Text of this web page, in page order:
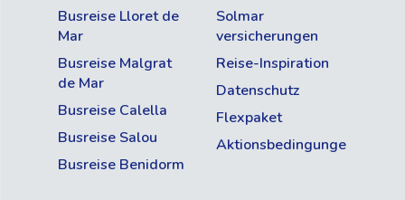
Busreise Lloret de
Mar
Busreise Malgrat
de Mar
Busreise Calella
Busreise Salou
Busreise Benidorm
Solmar
versicherungen
Reise-Inspiration
Datenschutz
Flexpaket
Aktionsbedingungen